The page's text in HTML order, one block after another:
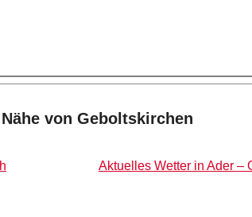
von Geboltskirchen
Aktuelles Wetter in Ader –